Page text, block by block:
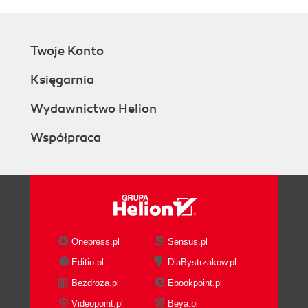
Twoje Konto
Księgarnia
Wydawnictwo Helion
Współpraca
Onepress.pl
Sensus.pl
Editio.pl
DlaBystrzakow.pl
Bezdroza.pl
Ebookpoint.pl
Videopoint.pl
Beya.pl